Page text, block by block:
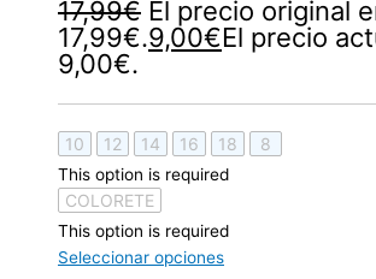
17,99€ El precio original
17,99€.9,00€El precio
9,00€.
10 12 14 16 18 8
This option is required
COLORETE
This option is required
Seleccionar opciones